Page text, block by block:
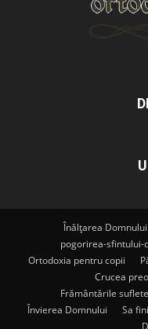
Înălțarea Domnului
pogorirea-sfintului-
Ortodoxia pentru copii
Crucea
Frământările
Învierea Domnului
Sa